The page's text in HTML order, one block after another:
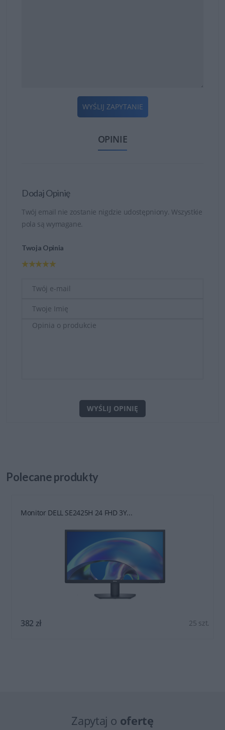
WYŚLIJ ZAPYTANIE
OPINIE
Dodaj Opinię
Twój email nie zostanie nigdzie udostępniony. Wszystkie
pola są wymagane.
Twoja Opinia
WYŚLIJ OPINIĘ
Polecaneprodukty
Monitor DELL SE2425H 24 FHD 3Y...
382 zł 25 szt.
Zapytaj o ofertę